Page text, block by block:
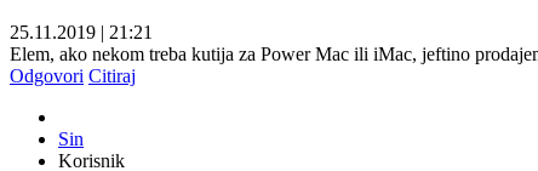
25.11.2019 | 21:21
Elem, ako nekom treba kutija za Power Mac ili iMac, jeftino
Odgovori Citiraj
Sin
Korisnik